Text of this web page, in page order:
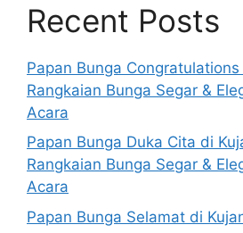
Recent Posts
Papan Bunga
Rangkaian Bunga Segar &
Acara
Papan Bunga Duka Cita di
Rangkaian Bunga Segar &
Acara
Papan Bunga Selamat di